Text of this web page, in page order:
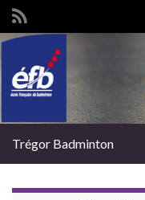
Trégor Badminton